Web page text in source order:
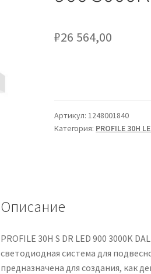
₽26 564,00
Артикул:1248001840
Категория: PROFILE 30H
Описание
PROFILE 30H S DR LED 900 3000K
светодиодная система для
предназначена для создания, как